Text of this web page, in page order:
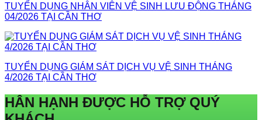
TUYỂN DỤNG NHÂN VIÊN VỆ SINH LƯU ĐỘNG THÁNG
04/2026 TẠI CẦN THƠ
TUYỂN DỤNG GIÁM SÁT DỊCH VỤ VỆ SINH THÁNG
4/2026 TẠI CẦN THƠ
HÂN HẠNH ĐƯỢC HỖ TRỢ QUÝ